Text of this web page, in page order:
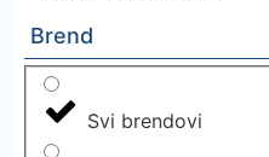
Brend
Svi brendovi